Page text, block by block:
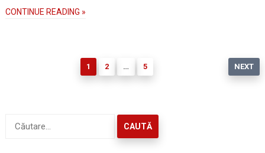
CONTINUE READING »
1 2 … 5 NEXT
după: